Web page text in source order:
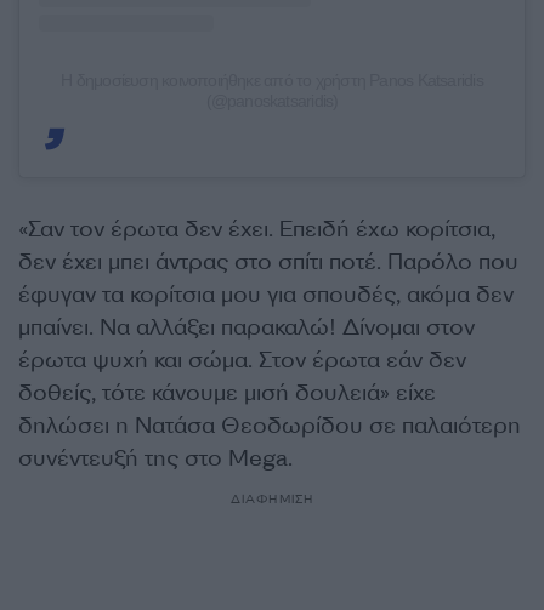
«Σαν τον έρωτα δεν έχει. Επειδή έχω κορίτσια,
δεν έχει μπει άντρας στο σπίτι ποτέ. Παρόλο που
έφυγαν τα κορίτσια μου για σπουδές, ακόμα δεν
μπαίνει. Να αλλάξει παρακαλώ! Δίνομαι στον
έρωτα ψυχή και σώμα. Στον έρωτα εάν δεν
δοθείς, τότε κάνουμε μισή δουλειά» είχε
δηλώσει η Νατάσα Θεοδωρίδου σε παλαιότερη
συνέντευξή της στο Mega.
ΔΙΑΦΗΜΙΣΗ